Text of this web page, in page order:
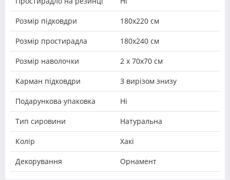
Розмір підковдри 180х220 см
Розмір простирадла 180x240 см
Розмір наволочки 2 х 70х70 см
Карман підковдри З вирізом знизу
Подарункова упаковка Ні
Тип сировини Натуральна
Колір Хакі
Декорування Орнамент